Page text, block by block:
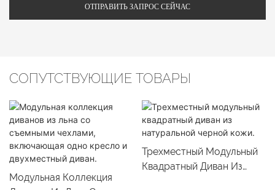
ОТПРАВИТЬ ЗАПРОС СЕЙЧАС
СОПУТСТВУЮЩИЕ ТОВАРЫ
Модульная Коллекция
Трехместный Модульный
Квадратный Диван Из